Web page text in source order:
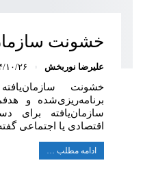
خشونت
علیرضا نوربخش ۱۴۰۴/
خشونت
برنامه‌ریزی‌شده و
سازمان‌یافته برای
اقتصادی یا اجتماعی
ادامه مطلب …